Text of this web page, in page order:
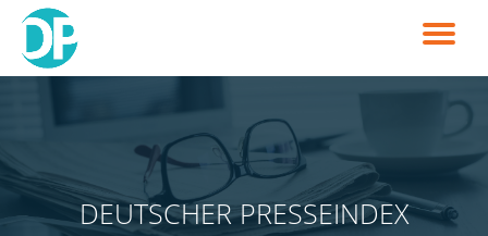
Skip
to
DEUTSCHER PRESSEINDEX